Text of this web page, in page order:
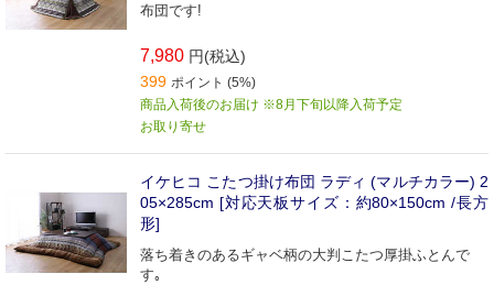
布団です!
7,980 円(税込)
399 ポイント (5%)
商品入荷後のお届け ※8月下旬以降入荷予定
お取り寄せ
イケヒコ こたつ掛け布団 ラディ (マルチカラー) 2
05×285cm [対応天板サイズ：約80×150cm /長方
形]
落ち着きのあるギャベ柄の大判こたつ厚掛ふとんで
す｡